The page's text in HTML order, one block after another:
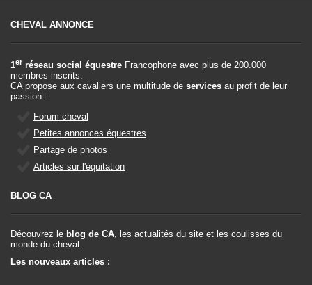
CHEVAL ANNONCE
1er réseau social équestre Francophone avec plus de 200.000
membres inscrits.
CA propose aux cavaliers une multitude de services au profit de leur
passion :
Forum cheval
Petites annonces équestres
Partage de photos
Articles sur l'équitation
BLOG CA
Découvrez le blog de CA, les actualités du site et les coulisses du
monde du cheval.
Les nouveaux articles :